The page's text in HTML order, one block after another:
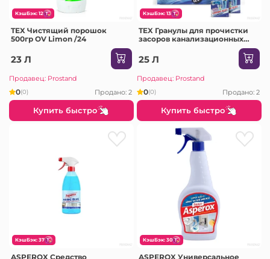
КэшБэк: 12
TEX Чистящий порошок
500гр OV Limon /24
23 Л
Продавец: Prostand
0(0) Продано: 2
Купить быстро
КэшБэк: 13
TEX Гранулы для прочистки
засоров канализационных
25 Л
Продавец: Prostand
0(0) Продано: 2
Купить быстро
КэшБэк: 37
ASPEROX Средство
КэшБэк: 30
ASPEROX Универсальное